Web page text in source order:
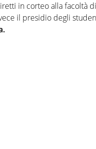
in corteo alla facoltà di
il presidio degli